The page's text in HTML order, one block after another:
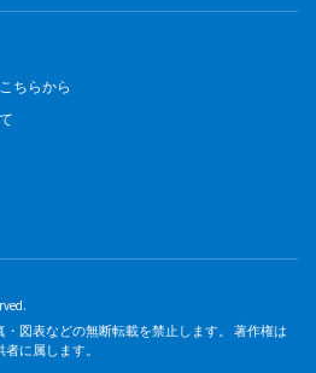
ちらから
図表などの無断転載を禁止します。 著作権は
に属します。